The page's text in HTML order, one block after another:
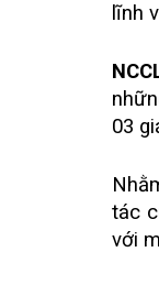
lĩnh
03
tác
với